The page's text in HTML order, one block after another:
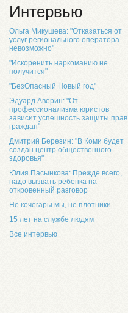
Интервью
Ольга Микушева: "Отказаться от
услуг регионального оператора
невозможно"
"Искоренить наркоманию не
получится"
"БезОпасный Новый год"
Эдуард Аверин: "От
профессионализма юристов
зависит успешность защиты прав
граждан"
Дмитрий Березин: "В Коми будет
создан центр общественного
здоровья"
Юлия Пасынкова: Прежде всего,
надо вызвать ребенка на
откровенный разговор
Не кочегары мы, не плотники...
15 лет на службе людям
Все интервью